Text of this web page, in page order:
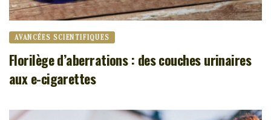
AVANCÉES SCIENTIFIQUES
Florilège d’aberrations : des couches urinaires
aux e-cigarettes